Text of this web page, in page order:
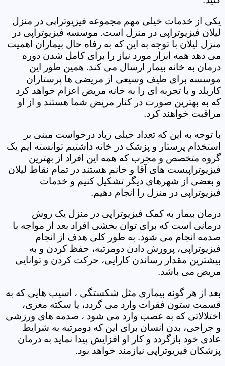
یکی از خدمات خیلی مهم مجموعه فیزیوتراپی در منزل
لیلان فیزیوتراپی در منزل است. موسسه فیزیوتراپی در
منزل لیلان با توجه به این که به رفاه حال بیماران اهمیت
می دهد همه ابزار مورد نیاز را برای کامل شدن دوره
درمان به خانه بیمار ارسال می کند. همین طور این
موسسه برای طیف وسیعی از مریضی ها پرستاران
کاربلد و با تجربه ای را به خانه مریض اعزام خواهد کرد
که به بهترین صورت در کنار مریض شما هستند و از او
مراقبت خواهند کرد.
با توجه به این که تعداد خیلی زیاد درخواست مبنی بر
استخدام پرستار و پزشک در خانه داشتیم توانسته ایم یک
گروه متخصص و مجرب که همه این افراد از بهترین
فیزیوتراپیست های آقا و خانم هستند در تمام نقاط لیلان
و بعضی از شهرهای دیگر تشکیل کنیم و خدمات
فیزیوتراپی در منزل را انجام دهیم.
درمان بیمار به کمک فیزیوتراپی در منزل یک روش
درمانی است که برای توان بخشی افراد بعد از مواجه با
صدمه انجام می شود. به طور کلی هدف از انجام
فیزیوتراپی، پرورش دادن دومرتبه، حفظ کردن و به
بیشترین مقدار رساندن کارایی، حرکت کردن و توانایی
مریض می باشد.
بعد از هر گونه بیماری مثل شکستگی ، اسیب هایی که به
قسمت ستون فقرات وارد می گردد، یا سکته مغزی،
اختلالاتی که به عصب وارد می شود ، صدمه های ورزشی
و جراحی، بدن انسان برای این که دومرتبه به شرایط
عادی خود بازگردد و کار او افزایش پیدا نماید به درمان
پزشکان فیزیوتراپی نیازمند خواهد بود.